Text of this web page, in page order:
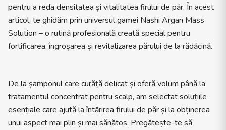
pentru a reda densitatea și vitalitatea firului de păr. În acest
articol, te ghidăm prin universul gamei Nashi Argan Mass
Solution – o rutină profesională creată special pentru
fortificarea, îngroșarea și revitalizarea părului de la rădăcină.
De la șamponul care curăță delicat și oferă volum până la
tratamentul concentrat pentru scalp, am selectat soluțiile
esențiale care ajută la întărirea firului de păr și la obținerea
unui aspect mai plin și mai sănătos. Pregătește-te să